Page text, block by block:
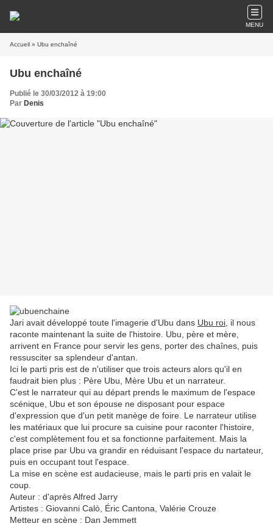
MENU
Accueil » Ubu enchaîné
Ubu enchaîné
Publié le 30/03/2012 à 19:00
Par Denis
Jari avait développé toute l'imagerie d'Ubu dans Ubu roi , il nous
raconte maintenant la suite de l'histoire. Ubu, père et mère,
arrivent en France pour servir les gens, porter des chaînes, puis
ressusciter sa splendeur d'antan.
Ici le parti pris est de n'utiliser que trois acteurs alors qu'il en
faudrait bien plus : Père Ubu, Mère Ubu et un narrateur.
C'est le narrateur qui au départ prends le maximum de l'espace
scénique, Ubu et son épouse ne disposant pour espace
d'expression que d'un petit manège de foire. Le narrateur utilise
les matériaux que lui procure sa cuisine pour raconter l'histoire,
c'est complètement fou et sa fonctionne parfaitement. Mais la
place prise par Ubu va grandir en réduisant l'espace du nartateur,
puis en occupant tout l'espace.
La mise en scène est audacieuse, mais le parti pris en valait le
coup.
Auteur : d'après Alfred Jarry
Artistes : Giovanni Calò, Éric Cantona, Valérie Crouze
Metteur en scène : Dan Jemmett